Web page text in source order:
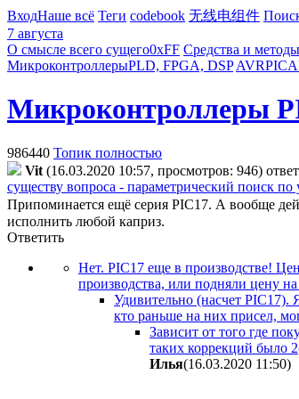
ВходНаше всё Теги codebook 无线电组件
7 августа
О смысле всего сущего0xFF Средства и
МикроконтроллерыPLD, FPGA, DSP AVRPIC
Микроконтроллеры
986440 Топик полностью
Vit (16.03.2020 10:57, просмотров: 946)
существу вопроса - параметрический поиск
Припоминается ещё серия PIC17. А вообще
исполнить любой каприз.
Ответить
Нет. PIC17 еще в производстве!
производства, или подняли цену
Удивительно (насчет PIC17).
кто раньше на них присел,
Зависит от того где
таких коррекций было
Илья(16.03.2020 11:50)